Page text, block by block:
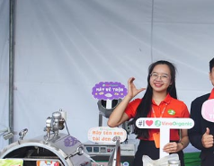
Tháng 08 rộn ràng –
Ngập tràn ưu đãi từ
VinaOrganic
1 Tháng 8, 2026